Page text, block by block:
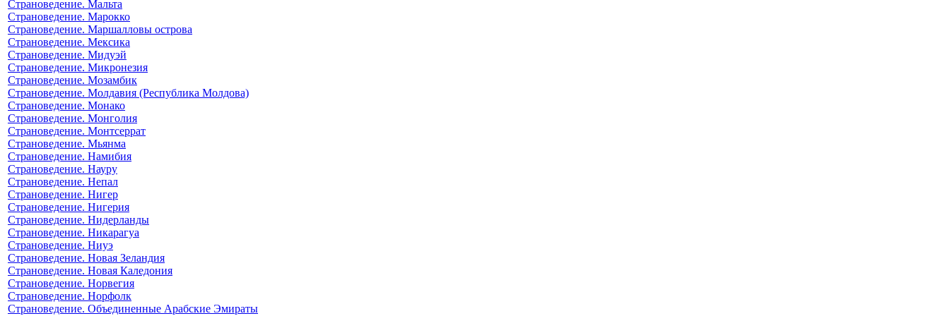
Страноведение. Мальта
Страноведение. Марокко
Страноведение. Маршалловы острова
Страноведение. Мексика
Страноведение. Мидуэй
Страноведение. Микронезия
Страноведение. Мозамбик
Страноведение. Молдавия (Республика Молдова)
Страноведение. Монако
Страноведение. Монголия
Страноведение. Монтсеррат
Страноведение. Мьянма
Страноведение. Намибия
Страноведение. Науру
Страноведение. Непал
Страноведение. Нигер
Страноведение. Нигерия
Страноведение. Нидерланды
Страноведение. Никарагуа
Страноведение. Ниуэ
Страноведение. Новая Зеландия
Страноведение. Новая Каледония
Страноведение. Норвегия
Страноведение. Норфолк
Страноведение. Объединенные Арабские Эмираты